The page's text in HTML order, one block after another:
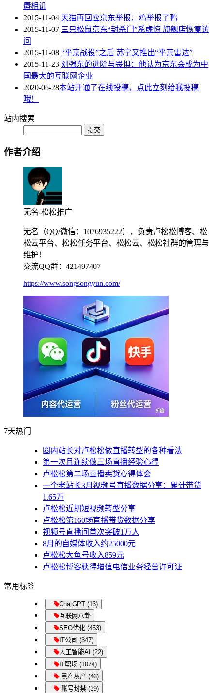
唇相讥
2015-11-04 天猫再回应京东举报：鸡举报了鸭
2015-11-07 三只松鼠京东“封杀门”系虚惊 旗舰店恢复访
问
2015-11-08 “平京战役”之后 苏宁又推出“平京雷达”
2015-11-23 刘强东的进阶与畏惧：他认为京东会成为中
国最大的互联网企业
2020-06-28本站开通了在线投稿，点此立刻给我投稿
哦！
站内搜索
作者介绍
无名-松松推广
无名（QQ/微信：1076935222），负责卢松松博客、松
松云平台、松松任务平台、松松云、松松社群的管理与
维护！
交流QQ群：421497407
https://www.songsongyun.com/
7天热门
圈内站长对卢松松做直播转型的各种看法
第一次且连续做三场直播经验心得
卢松松第二场直播卖货心得体会
一个老站长3月视频号直播数据分享：累计带货
1.65万
卢松松近期短视频转型分享
卢松松第160场直播带货数据分享
视频号直播间首次突破1万人
8月的自媒体收入约25000元
卢松松大鱼号收入859元
卢松松博客获得增值电信业务经营许可证
常用标签
ChatGPT (13)
互联网八卦
SEO优化 (453)
IT公司 (347)
人工智能AI (22)
IT职场 (1074)
黑产灰产 (46)
账号封禁 (39)